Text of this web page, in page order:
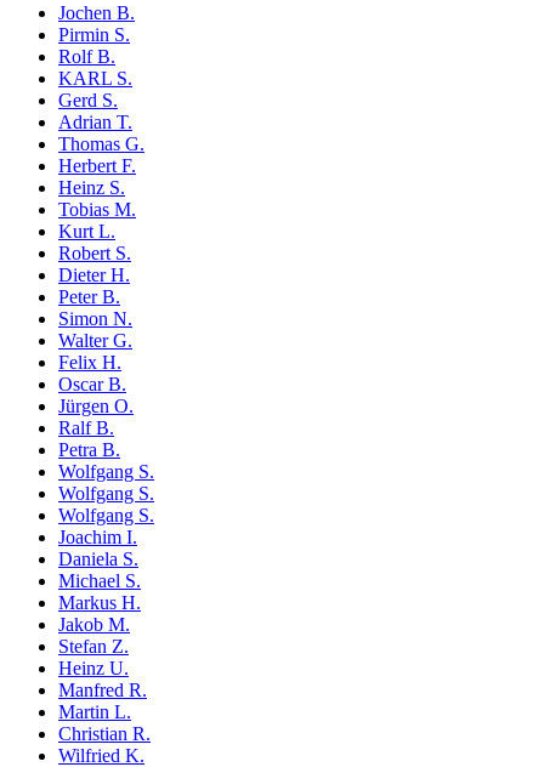
Jochen B.
Pirmin S.
Rolf B.
KARL S.
Gerd S.
Adrian T.
Thomas G.
Herbert F.
Heinz S.
Tobias M.
Kurt L.
Robert S.
Dieter H.
Peter B.
Simon N.
Walter G.
Felix H.
Oscar B.
Jürgen O.
Ralf B.
Petra B.
Wolfgang S.
Wolfgang S.
Wolfgang S.
Joachim I.
Daniela S.
Michael S.
Markus H.
Jakob M.
Stefan Z.
Heinz U.
Manfred R.
Martin L.
Christian R.
Wilfried K.